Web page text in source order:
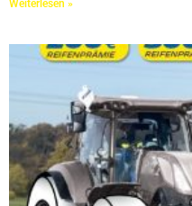
Weiterlesen »